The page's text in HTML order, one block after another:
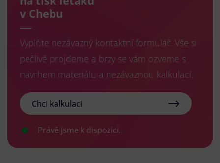
v Chebu
Vyplňte nezávazný kontaktní formulář. Vše si
pečlivě projdeme a brzy se vám ozveme s
návrhem materiálu a nezávaznou kalkulací.
Chci kalkulaci
Právě jsme k dispozici.